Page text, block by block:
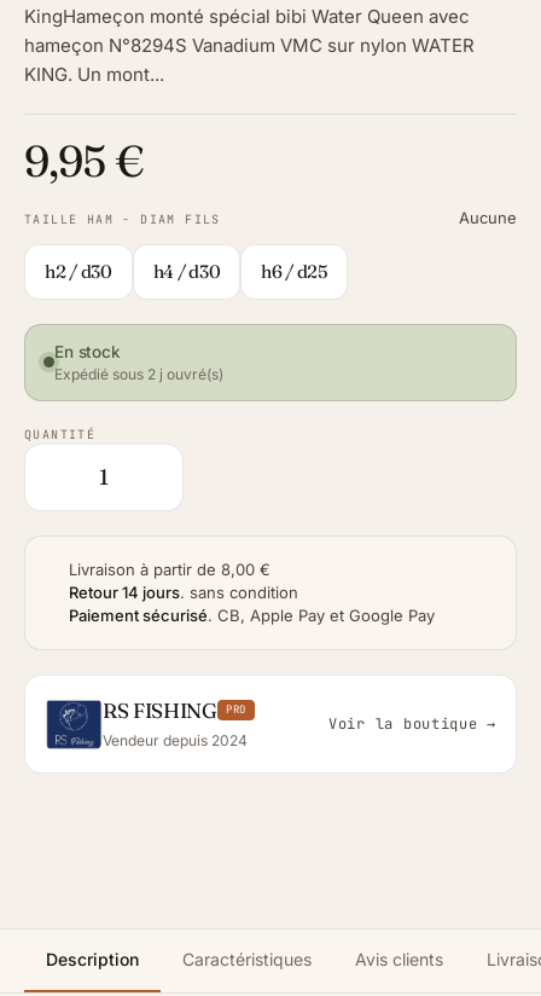
KingHameçon monté spécial bibi Water Queen avec
hameçon N°8294S Vanadium VMC sur nylon WATER
KING. Un mont...
9,95 €
TAILLE HAM - DIAM FILS Aucune
h2 / d30 h4 / d30 h6 / d25
En stock
Expédié sous 2 j ouvré(s)
QUANTITÉ
Livraison à partir de 8,00 €
Retour 14 jours. sans condition
Paiement sécurisé. CB, Apple Pay et Google Pay
RS FISHING PRO
Vendeur depuis 2024
Voir la boutique →
Description Caractéristiques Avis clients